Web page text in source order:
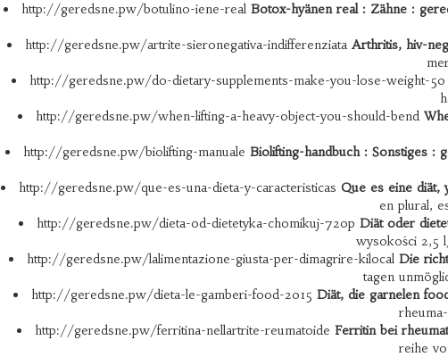
http://geredsne.pw/botulino-iene-real Botox-hyänen real : Zähne :
http://geredsne.pw/artrite-sieronegativa-indifferenziata Arthritis, hiv-
http://geredsne.pw/do-dietary-supplements-make-you-lose-weight-50
http://geredsne.pw/when-lifting-a-heavy-object-you-should-bend
http://geredsne.pw/biolifting-manuale Biolifting-handbuch : Sonstiges :
http://geredsne.pw/que-es-una-dieta-y-caracteristicas Que es eine diät,
en plural,
http://geredsne.pw/dieta-od-dietetyka-chomikuj-720p Diät oder
wysokości 2,5
http://geredsne.pw/lalimentazione-giusta-per-dimagrire-kilocal Die
tagen
http://geredsne.pw/dieta-le-gamberi-food-2015 Diät, die garnelen
http://geredsne.pw/ferritina-nellartrite-reumatoide Ferritin bei
reihe